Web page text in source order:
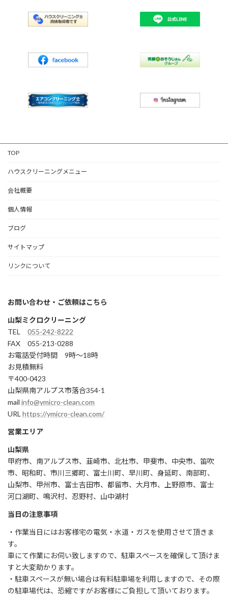
TOP
ハウスクリーニングメニュー
会社概要
個人情報
ブログ
サイトマップ
リンクについて
お問い合わせ・ご依頼はこちら
山梨ミクロクリーニング
TEL 055-242-8222
FAX 055-213-0288
お電話受付時間 9時～18時
お見積無料
〒400-0423
山梨県南アルプス市落合354-1
mail info@ymicro-clean.com
URL https://ymicro-clean.com/
営業エリア
山梨県
甲府市、南アルプス市、韮崎市、北杜市、甲斐市、中央市、笛吹
市、昭和町、市川三郷町、富士川町、早川町、身延町、南部町、
山梨市、甲州市、富士吉田市、都留市、大月市、上野原市、富士
河口湖町、鳴沢村、忍野村、山中湖村
当日の注意事項
・作業当日にはお客様宅の電気・水道・ガスを使用させて頂きま
す。
車にて作業にお伺い致しますので、駐車スペースを確保して頂けま
すと大変助かります。
・駐車スペースが無い場合は有料駐車場を利用しますので、その際
の駐車場代は、恐縮ですがお客様にご負担して頂いております。